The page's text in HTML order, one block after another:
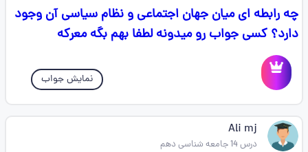
چه رابطه ای میان جهان اجتماعی و نظام سیاسی آن وجود
دارد؟ کسی جواب رو میدونه لطفا بهم بگه معرکه
نمایش جواب
Ali mj
درس 14 جامعه شناسی دهم